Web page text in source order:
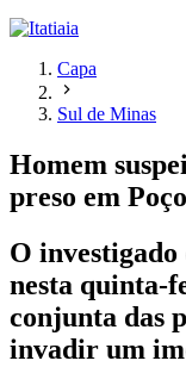
Capa
Sul de Minas
Homem
preso em
O investigado
nesta quinta-
conjunta das
invadir um